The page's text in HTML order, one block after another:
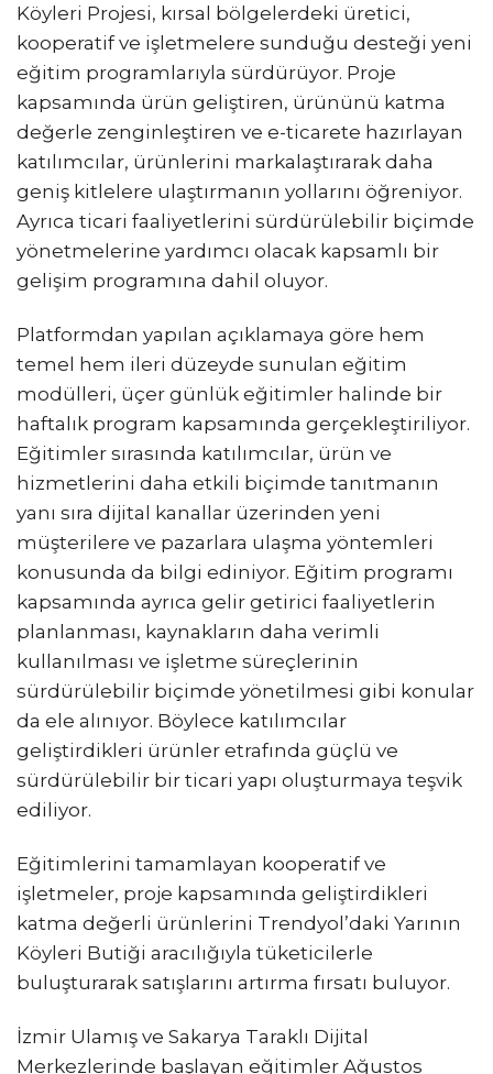
Köyleri Projesi, kırsal bölgelerdeki üretici,
kooperatif ve işletmelere sunduğu desteği yeni
eğitim programlarıyla sürdürüyor. Proje
kapsamında ürün geliştiren, ürününü katma
değerle zenginleştiren ve e-ticarete hazırlayan
katılımcılar, ürünlerini markalaştırarak daha
geniş kitlelere ulaştırmanın yollarını öğreniyor.
Ayrıca ticari faaliyetlerini sürdürülebilir biçimde
yönetmelerine yardımcı olacak kapsamlı bir
gelişim programına dahil oluyor.
Platformdan yapılan açıklamaya göre hem
temel hem ileri düzeyde sunulan eğitim
modülleri, üçer günlük eğitimler halinde bir
haftalık program kapsamında gerçekleştiriliyor.
Eğitimler sırasında katılımcılar, ürün ve
hizmetlerini daha etkili biçimde tanıtmanın
yanı sıra dijital kanallar üzerinden yeni
müşterilere ve pazarlara ulaşma yöntemleri
konusunda da bilgi ediniyor. Eğitim programı
kapsamında ayrıca gelir getirici faaliyetlerin
planlanması, kaynakların daha verimli
kullanılması ve işletme süreçlerinin
sürdürülebilir biçimde yönetilmesi gibi konular
da ele alınıyor. Böylece katılımcılar
geliştirdikleri ürünler etrafında güçlü ve
sürdürülebilir bir ticari yapı oluşturmaya teşvik
ediliyor.
Eğitimlerini tamamlayan kooperatif ve
işletmeler, proje kapsamında geliştirdikleri
katma değerli ürünlerini Trendyol’daki Yarının
Köyleri Butiği aracılığıyla tüketicilerle
buluşturarak satışlarını artırma fırsatı buluyor.
İzmir Ulamış ve Sakarya Taraklı Dijital
Merkezlerinde başlayan eğitimler Ağustos